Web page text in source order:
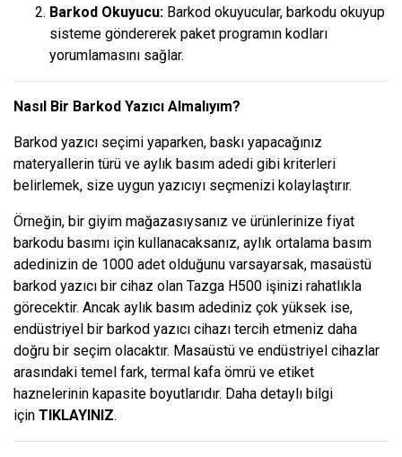
Barkod Okuyucu: Barkod okuyucular, barkodu okuyup
sisteme göndererek paket programın kodları
yorumlamasını sağlar.
Nasıl Bir Barkod Yazıcı Almalıyım?
Barkod yazıcı seçimi yaparken, baskı yapacağınız
materyallerin türü ve aylık basım adedi gibi kriterleri
belirlemek, size uygun yazıcıyı seçmenizi kolaylaştırır.
Örneğin, bir giyim mağazasıysanız ve ürünlerinize fiyat
barkodu basımı için kullanacaksanız, aylık ortalama basım
adedinizin de 1000 adet olduğunu varsayarsak, masaüstü
barkod yazıcı bir cihaz olan Tazga H500 işinizi rahatlıkla
görecektir. Ancak aylık basım adediniz çok yüksek ise,
endüstriyel bir barkod yazıcı cihazı tercih etmeniz daha
doğru bir seçim olacaktır. Masaüstü ve endüstriyel cihazlar
arasındaki temel fark, termal kafa ömrü ve etiket
haznelerinin kapasite boyutlarıdır. Daha detaylı bilgi
için TIKLAYINIZ.